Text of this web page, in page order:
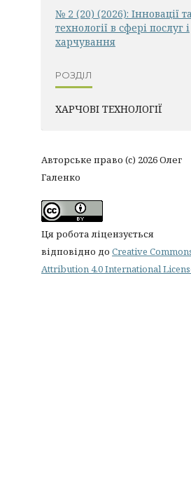
№ 2 (20) (2026): Інновації
технології в сфері послуг і
харчування
РОЗДІЛ
ХАРЧОВІ ТЕХНОЛОГІЇ
Авторське право (c) 2026 Олег
Галенко
Ця робота ліцензується
відповідно до Creative
Attribution 4.0 International